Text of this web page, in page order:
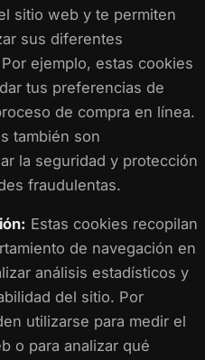
sitio web y te permiten
sus diferentes
ejemplo, estas cookies
tus preferencias de
de compra en línea.
también son
la seguridad y protección
fraudulentas.
Estas cookies recopilan
de navegación en
análisis estadísticos y
del sitio. Por
utilizarse para medir el
o para analizar qué